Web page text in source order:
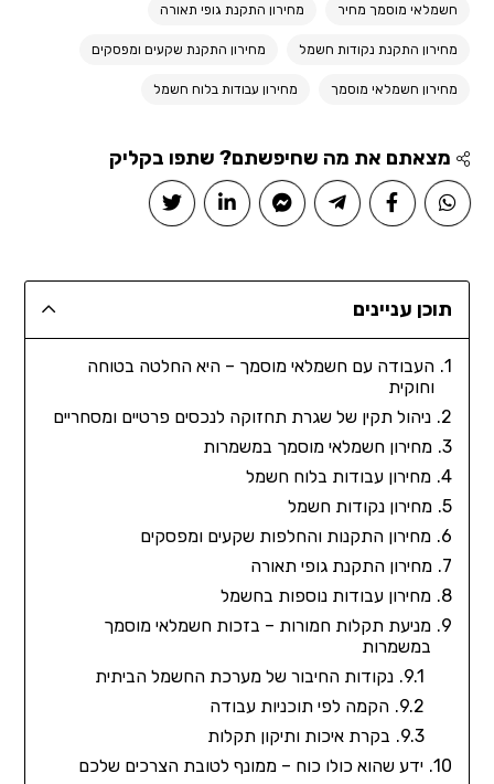
חשמלאי מוסמך מחיר מחירון התקנת גופי תאורה
מחירון התקנת נקודות חשמל מחירון התקנת שקעים ומפסקים
מחירון חשמלאי מוסמך מחירון עבודות בלוח חשמל
מצאתם את מה שחיפשתם? שתפו בקליק
תוכן עניינים
העבודה עם חשמלאי מוסמך – היא החלטה בטוחה
וחוקית
ניהול תקין של שגרת תחזוקה לנכסים פרטיים ומסחריים
מחירון חשמלאי מוסמך במשמרות
מחירון עבודות בלוח חשמל
מחירון נקודות חשמל
מחירון התקנות והחלפות שקעים ומפסקים
מחירון התקנת גופי תאורה
מחירון עבודות נוספות בחשמל
מניעת תקלות חמורות – בזכות חשמלאי מוסמך
במשמרות
נקודות החיבור של מערכת החשמל הביתית
הקמה לפי תוכניות עבודה
בקרת איכות ותיקון תקלות
ידע שהוא כולו כוח – ממונף לטובת הצרכים שלכם